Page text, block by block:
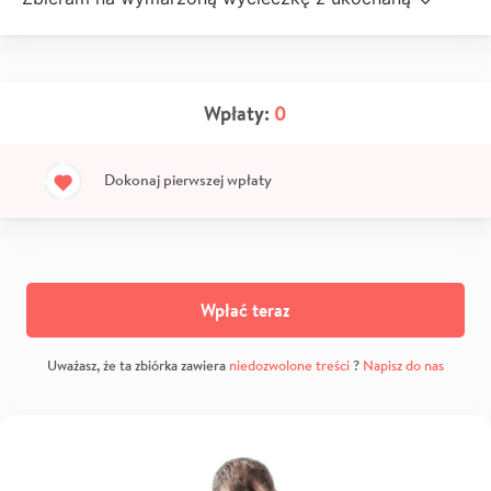
Wpłaty: 0
Dokonaj pierwszej wpłaty
Wpłać teraz
Uważasz, że ta zbiórka zawiera niedozwolone treści? Napisz do nas